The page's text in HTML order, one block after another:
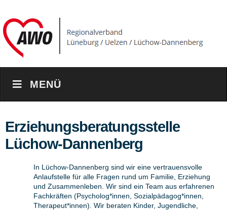
MENÜ
Erziehungsberatungsstelle
Lüchow-Dannenberg
In Lüchow-Dannenberg sind wir eine vertrauensvolle
Anlaufstelle für alle Fragen rund um Familie, Erziehung
und Zusammenleben. Wir sind ein Team aus erfahrenen
Fachkräften (Psycholog*innen, Sozialpädagog*innen,
Therapeut*innen). Wir beraten Kinder, Jugendliche,